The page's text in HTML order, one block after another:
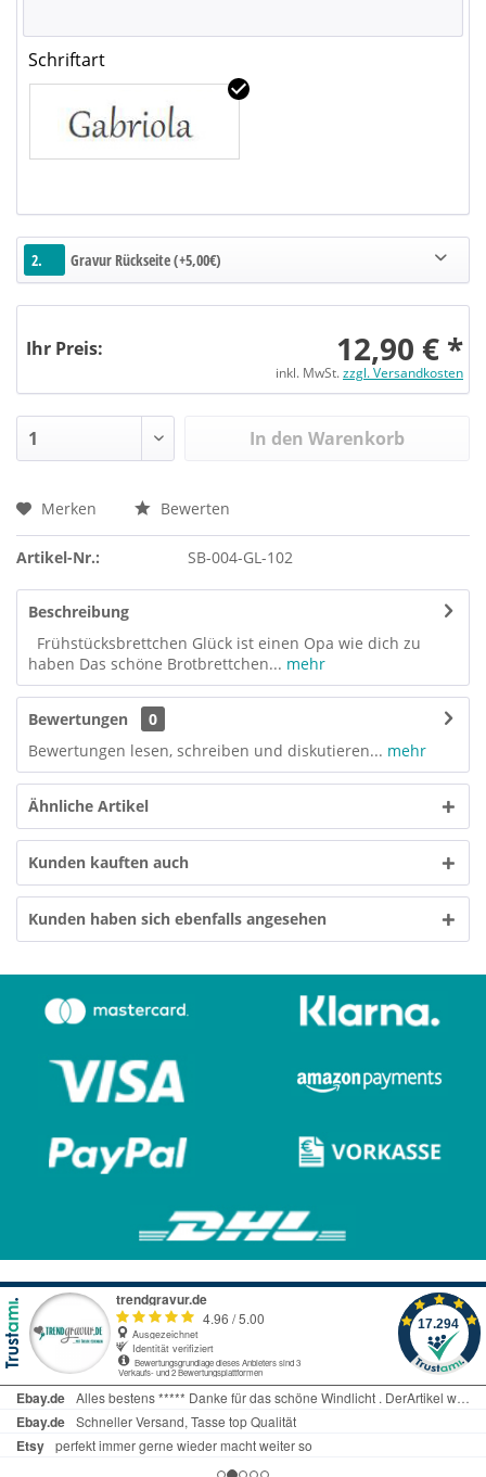
Schriftart
2. Gravur Rückseite (+5,00€)
Ihr Preis: 12,90 € *
inkl. MwSt.zzgl. Versandkosten
In den Warenkorb
Merken Bewerten
Artikel-Nr.: SB-004-GL-102
Beschreibung
Frühstücksbrettchen Glück ist einen Opa wie dich zu
haben Das schöne Brotbrettchen... mehr
Bewertungen
0
Bewertungen lesen, schreiben und diskutieren... mehr
Ähnliche Artikel
Kunden kauften auch
Kunden haben sich ebenfalls angesehen